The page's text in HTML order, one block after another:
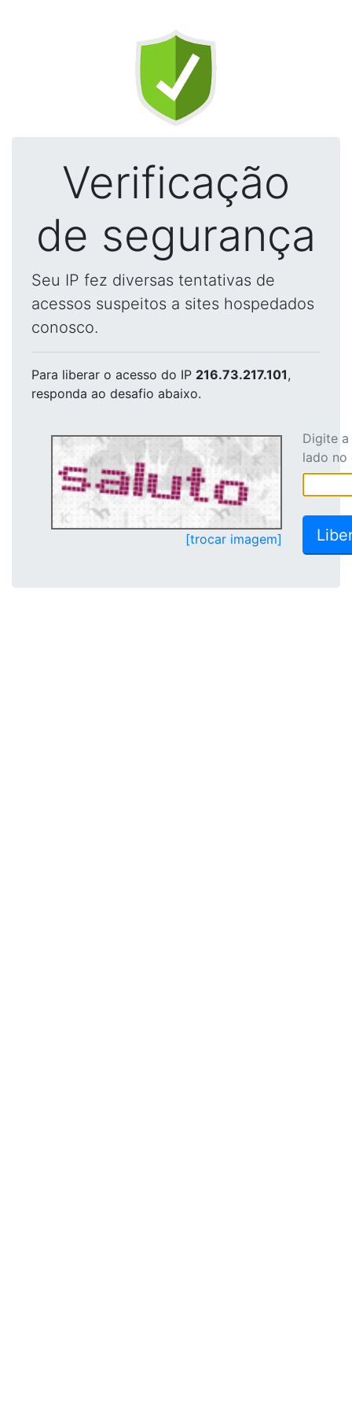
Verificação
de segurança
Seu IP fez diversas tentativas de
acessos suspeitos a sites hospedados
conosco.
Para liberar o acesso do IP 216.73.217.101,
responda ao desafio abaixo.
[trocar imagem]
Digite
lado no